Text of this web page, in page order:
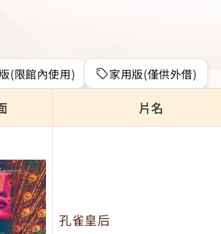
(限館內使用) 家用版(僅供外借)
片名
孔雀皇后